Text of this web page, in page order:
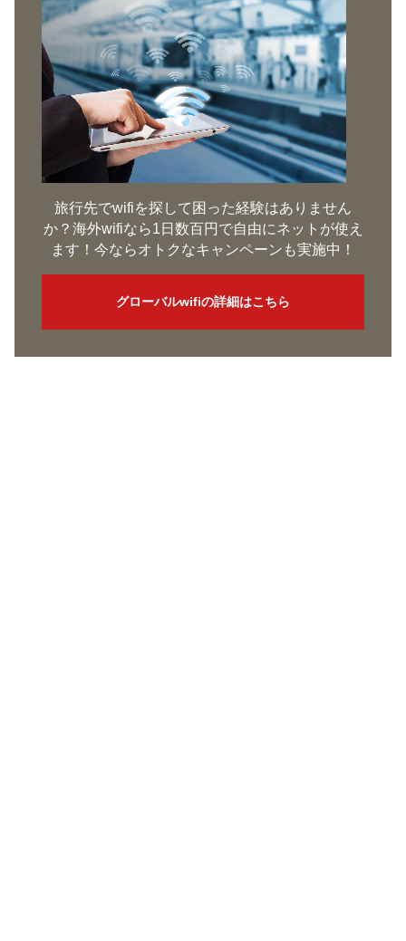
旅行先でwifiを探して困った経験はありません
か？海外wifiなら1日数百円で自由にネットが使え
ます！今ならオトクなキャンペーンも実施中！
グローバルwifiの詳細はこちら